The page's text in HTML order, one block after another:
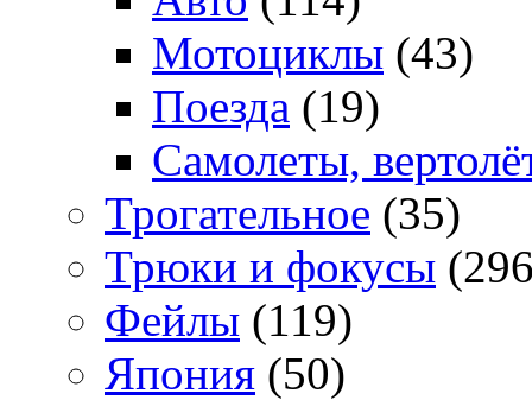
Мотоциклы (43)
Поезда (19)
Самолеты,
Трогательное (35)
Трюки и фокусы
Фейлы (119)
Япония (50)